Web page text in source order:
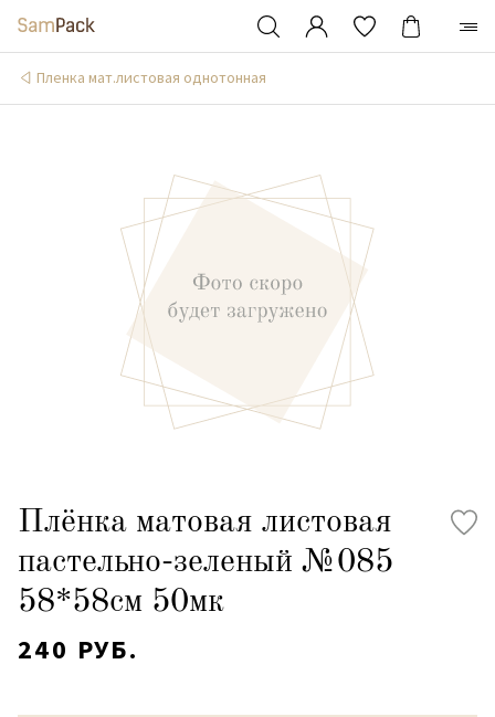
Пленка мат.листовая однотонная
Плёнка матовая листовая
пастельно-зеленый №085
58*58см 50мк
240 РУБ.